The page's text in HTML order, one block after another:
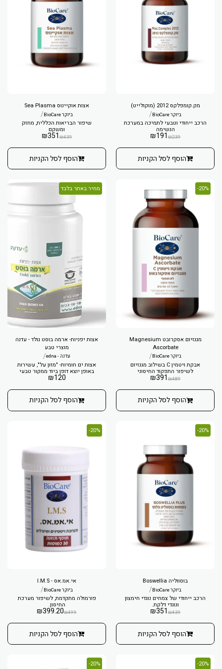
מק.קומפלקס 2012 (מוקולייט)
ביוקר BioCare /
הרכב ייחודי וטבעי לתמיכה במערכת
הנשימה
₪239
₪191
הוסף לסל הקניות
אצות אוקיינוס Sea Plasma
ביוקר BioCare /
שיפור הבריאות הכללית, מחזק
ומשקם
₪439
₪351
הוסף לסל הקניות
20%-
מגנזיום אסקרובט Magnesium
Ascorbate
ביוקר BioCare /
אבקת ויטמין C בשילוב מגנזיום
לשיפור התפקוד החיסוני
₪489
₪391
הוסף לסל הקניות
מחיר באתר בלבד
אצות יפניות- ארמה בוסט גולד - עדנה
מוצרי טבע
עדנה - edna /
אצות ים חומיות- "מזון על", עשירות
באופן יוצא דופן ביוד ממקור טבעי
₪120
הוסף לסל הקניות
20%-
בוסווליה Boswellia
ביוקר BioCare /
הרכב ייחודי של צמחים נוגדי חימצון
ונוגדי דלקת.
₪439
₪351
הוסף לסל הקניות
20%-
אי.אמ.אס - I.M.S
ביוקר BioCare /
פורמולה מתקדמת, לשיפור מערכת
החיסון.
₪499
₪399.20
הוסף לסל הקניות
20%-
20%-